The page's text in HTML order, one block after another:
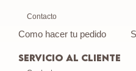
Contacto
Como hacer tu pedido
SERVICIO AL CLIENTE